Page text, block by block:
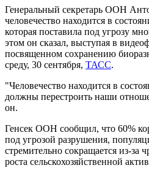
Генеральный секретарь ООН
человечество находится в
которая поставила под угрозу
этом он сказал, выступая в
посвященном сохранению
среду, 30 сентября, ТАСС.
"Человечество находится в
должны перестроить наши
он.
Генсек ООН сообщил, что 60%
под угрозой разрушения,
стремительно сокращается из-за
роста сельскохозяйственной